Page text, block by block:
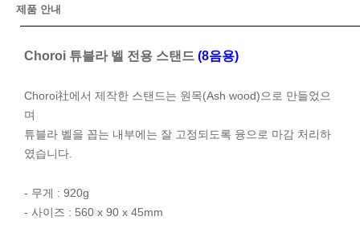
제품 안내
Choroi 튜블라 벨 전용 스탠드 (8음용)
Choroi社에서 제작한 스탠드는 원목(Ash wood)으로 만들었으
며
튜블라 벨을 꼽는 내부에는 잘 고정되도록 융으로 마감 처리하
였습니다.
- 무게 : 920g
- 사이즈 : 560 x 90 x 45mm